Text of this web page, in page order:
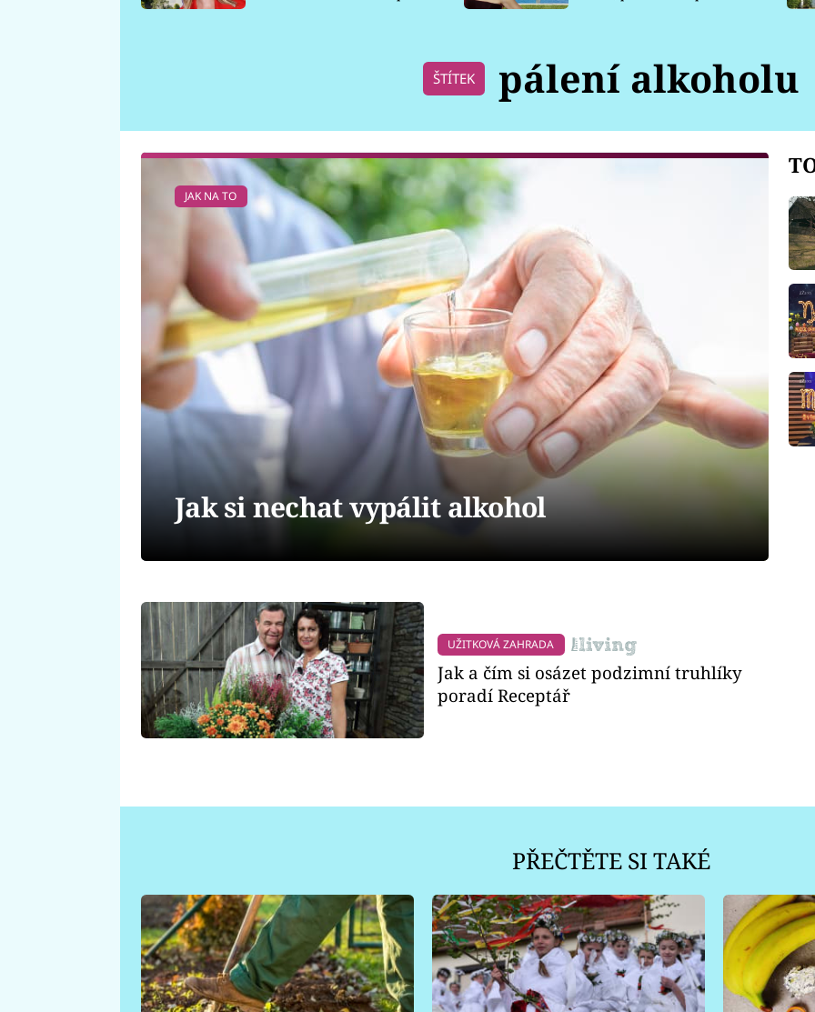
ŠTÍTEK pálení alkoholu
JAK NA TO
Jak si nechat vypálit alkohol
UŽITKOVÁ ZAHRADA
Jak a čím si osázet podzimní truhlíky
poradí Receptář
PŘEČTĚTE SI TAKÉ